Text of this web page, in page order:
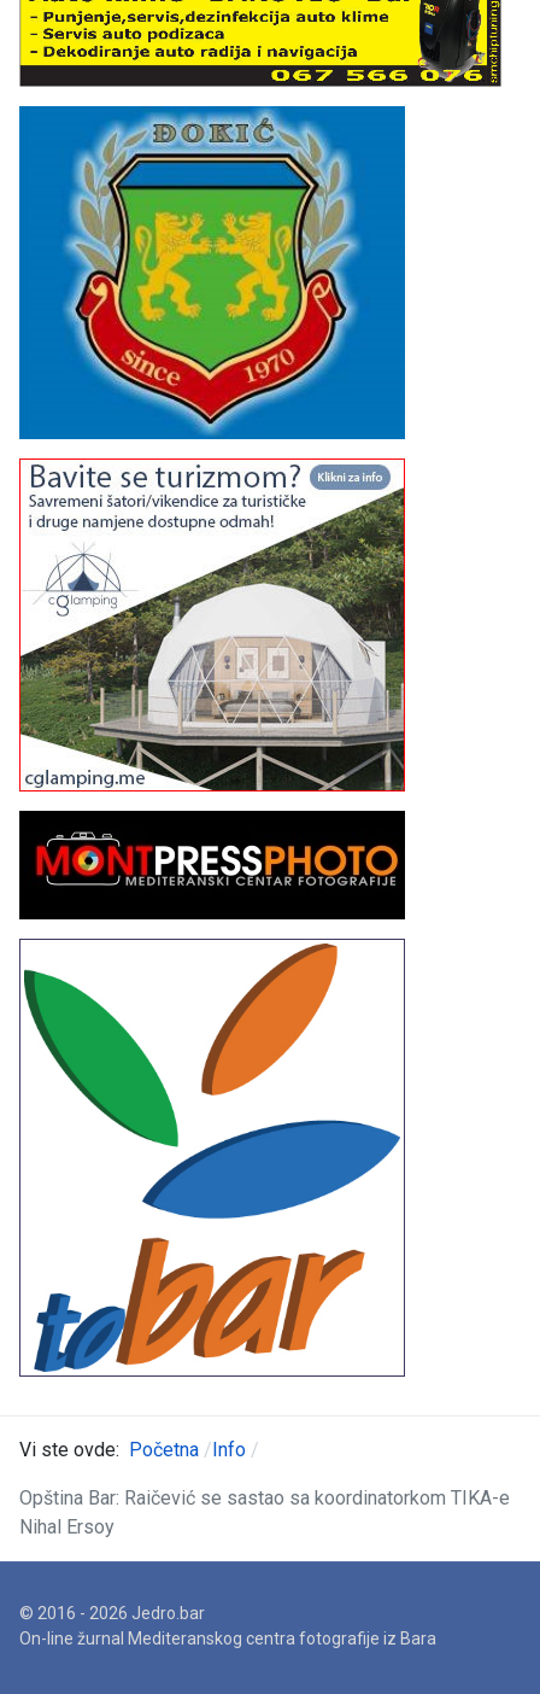
Vi ste ovde: Početna Info
Opština Bar: Raičević se sastao sa koordinatorkom TIKA-e
Nihal Ersoy
© 2016 - 2026 Jedro.bar
On-line žurnal Mediteranskog centra fotografije iz Bara